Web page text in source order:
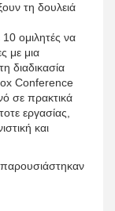
τη δουλειά
ομιλητές να
με μια
διαδικασία
Conference
σε πρακτικά
εργασίας,
και
παρουσιάστηκαν